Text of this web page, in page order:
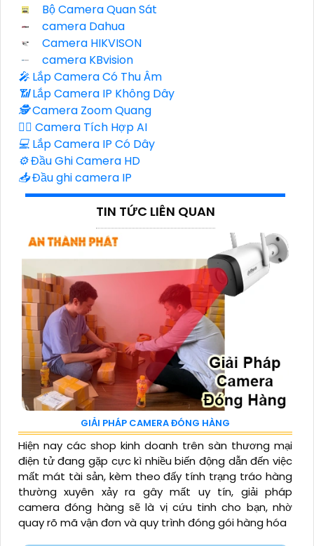
Bộ Camera Quan Sát
camera Dahua
Camera HIKVISON
camera KBvision
️🎤️ Lắp Camera Có Thu Âm
📶Lắp Camera IP Không Dây
🕵️Camera Zoom Quang
🧛‍♀️ Camera Tích Hợp AI
💻 Lắp Camera IP Có Dây
⚙️Đầu Ghi Camera HD
📥Đầu ghi camera IP
TIN TỨC LIÊN QUAN
GIẢI PHÁP CAMERA ĐÓNG HÀNG
Hiện nay các shop kinh doanh trên sàn thương mại
điện tử đang gặp cực kì nhiều biến động dẫn đến việc
mất mát tài sản, kèm theo đấy tính trạng tráo hàng
thường xuyên xảy ra gây mất uy tín, giải pháp
camera đóng hàng sẽ là vị cứu tinh cho bạn, nhờ
quay rõ mã vận đơn và quy trình đóng gói hàng hóa